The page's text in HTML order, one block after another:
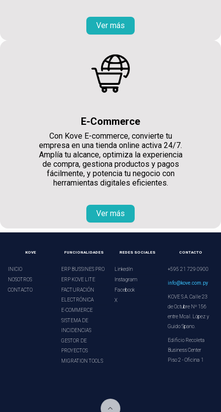
Ver más
E-Commerce
Con Kove E-commerce, convierte tu
empresa en una tienda online activa 24/7.
Amplía tu alcance, optimiza la experiencia
de compra, gestiona productos y pagos
fácilmente, y potencia tu negocio con
herramientas digitales eficientes.
Ver más
KOVE
INICIO
NOSOTROS
CONTACTO
FUNCIONALIDADES
ERP BUSSINES PRO
ERP KOVE LITE
FACTURACIÓN
ELECTRÓNICA
E-COMMERCE
SISTEMA DE
INCIDENCIAS
GESTOR DE
PROYECTOS
MIGRATION TOOLS
REDES SOCIALES
LinkedIn
Instagram
Facebook
X
CONTACTO
+595 21 729 0900
info@kove.com.py
KOVE S.A. Calle 23
de Octubre Nº 156
entre Mcal. López y
Guido Spano.
Edificio Recoleta
Business Center
Piso 2 - Oficina 1